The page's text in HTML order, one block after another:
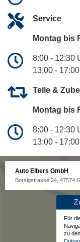
Service
Montag bis
8:00 - 12:30
13:00 -
Teile &
Montag bis
8:00 - 12:30
13:00 -
Auto Elbers GmbH
Borsigstrasse 24, 47574
Für
zu den